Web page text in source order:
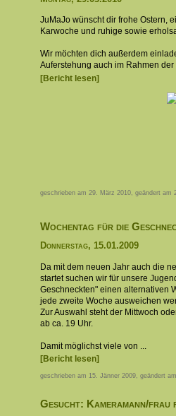
JuMaJo wünscht dir frohe Ostern,
Karwoche und ruhige sowie
Wir möchten dich außerdem
Auferstehung auch im Rahmen
[Bericht lesen]
geschrieben am 29. März 2010, geändert am
Wochentag für die
Donnerstag, 15.01.2009
Da mit dem neuen Jahr auch die
startet suchen wir für unsere
Geschneckten" einen alternativen
jede zweite Woche ausweichen
Zur Auswahl steht der Mittwoch
ab ca. 19 Uhr.
Damit möglichst viele von ...
[Bericht lesen]
geschrieben am 15. Jänner 2009, geändert
Gesucht: Kameramann/frau